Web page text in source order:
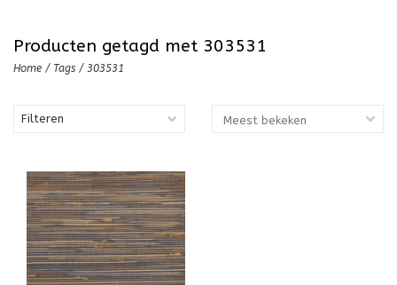
Producten getagd met 303531
Home / Tags / 303531
Filteren